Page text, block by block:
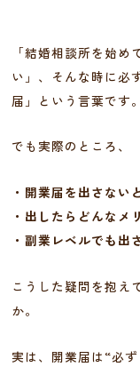
「結婚相談所を始
い」、そんな時に必
届」という言葉です。
でも実際のところ、
・開業届を出さない
・出したらどんなメ
・副業レベルでも出
こうした疑問を抱え
か。
実は、開業届は“必